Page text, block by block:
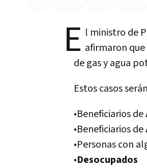
E l ministro de
afirmaron
de gas y agua
Estos casos
•Beneficiarios de
•Beneficiarios de
•Personas con
•Desocupados